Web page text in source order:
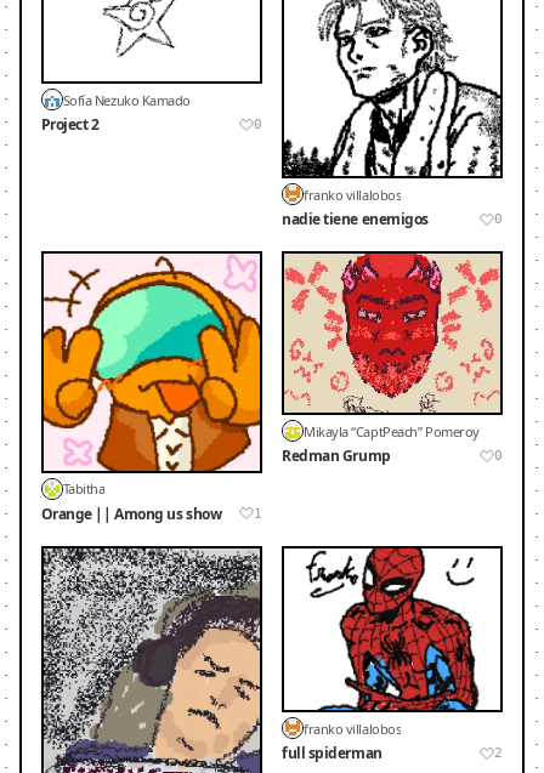
Sofía Nezuko Kamado
Project 2 0
franko villalobos
nadie tiene enemigos 0
Tabitha
Orange || Among us show 1
Mikayla “CaptPeach” Pomeroy
Redman Grump 0
franko villalobos
full spiderman 2